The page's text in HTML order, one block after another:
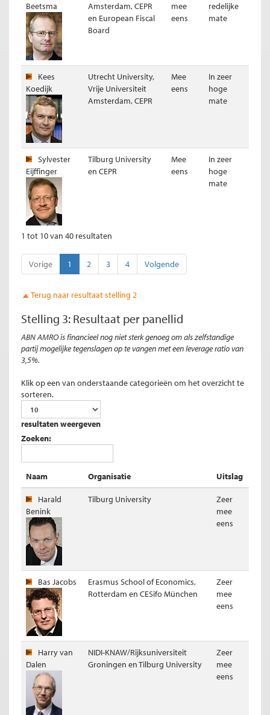
Resultaat (gewogen voor kennis expert)
Resultaat (ongewogen)
Beetsma
Amsterdam, CEPR
en European Fiscal
Board
mee
eens
redelijke
mate
Kees
Koedijk
Utrecht University,
Vrije Universiteit
Amsterdam, CEPR
Mee
eens
In zeer
hoge
mate
Sylvester
Eijffinger
Tilburg University
en CEPR
Mee
eens
In zeer
hoge
mate
1 tot 10 van 40 resultaten
Vorige 1 2 3 4 Volgende
Terug naar resultaat stelling 2
Stelling 3: Resultaat per panellid
ABN AMRO is financieel nog niet sterk genoeg om als zelfstandige
partij mogelijke tegenslagen op te vangen met een leverage ratio van
3,5%.
Klik op een van onderstaande categorieën om het overzicht te
sorteren.
resultaten weergeven
Zoeken:
Naam Organisatie Uitslag
Harald
Benink
Tilburg University
Zeer
mee
eens
Bas Jacobs
Erasmus School of Economics,
Rotterdam en CESifo München
Zeer
mee
eens
Harry van
Dalen
NIDI-KNAW/Rijksuniversiteit
Groningen en Tilburg University
Zeer
mee
eens